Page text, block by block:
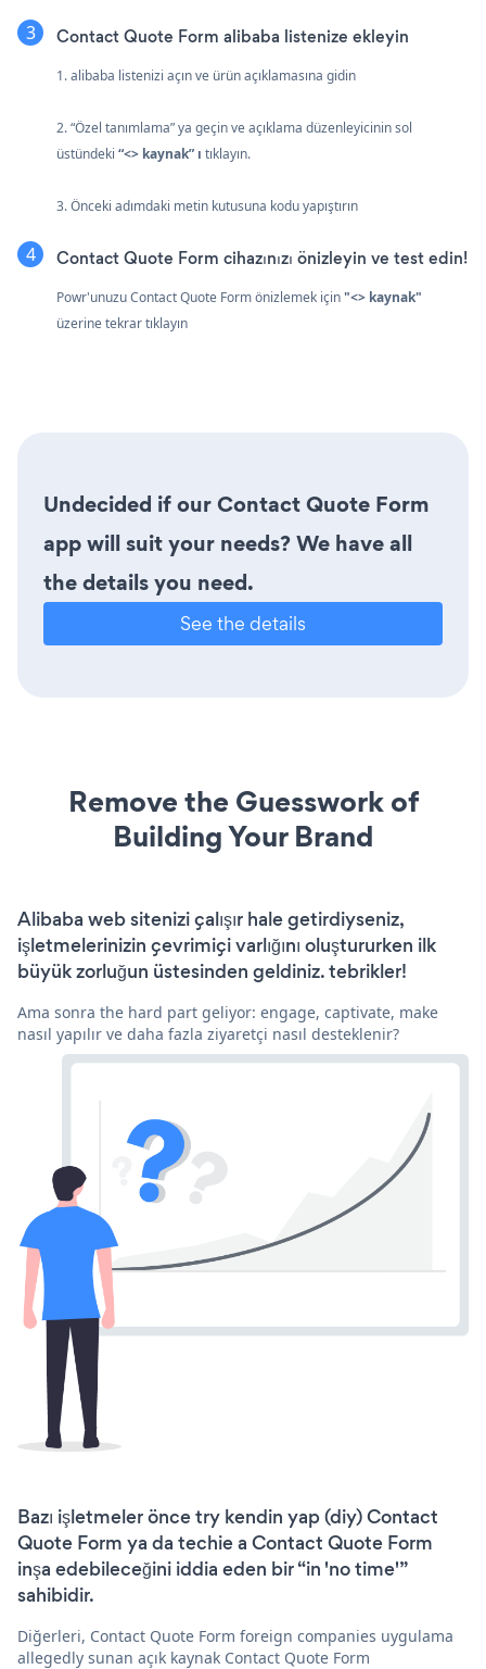
Contact Quote Form alibaba listenize ekleyin
1. alibaba listenizi açın ve ürün açıklamasına gidin
2. “Özel tanımlama” ya geçin ve açıklama düzenleyicinin sol
üstündeki “<> kaynak” ı tıklayın.
3. Önceki adımdaki metin kutusuna kodu yapıştırın
Contact Quote Form cihazınızı önizleyin ve test edin!
Powr'unuzu Contact Quote Form önizlemek için"<> kaynak"
üzerine tekrar tıklayın
Undecided if our Contact Quote Form
app will suit your needs? We have all
the details you need.
See the details
Remove the Guesswork of
Building Your Brand
Alibaba web sitenizi çalışır hale getirdiyseniz,
işletmelerinizin çevrimiçi varlığını oluştururken ilk
büyük zorluğun üstesinden geldiniz. tebrikler!
Ama sonra the hard part geliyor: engage, captivate, make
nasıl yapılır ve daha fazla ziyaretçi nasıl desteklenir?
Bazı işletmeler önce try kendin yap (diy) Contact
Quote Form ya da techie a Contact Quote Form
inşa edebileceğini iddia eden bir “in 'no time'”
sahibidir.
Diğerleri, Contact Quote Form foreign companies uygulama
allegedly sunan açık kaynak Contact Quote Form